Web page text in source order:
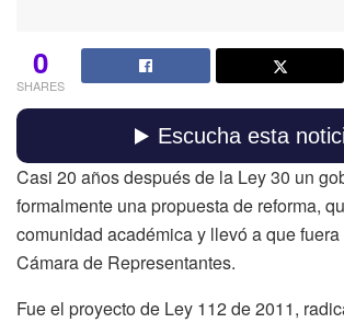
0
SHARES
Casi 20 años después de la Ley 30 un
formalmente una propuesta de reforma,
comunidad académica y llevó a que
Cámara de Representantes.
Fue el proyecto de Ley 112 de 2011,